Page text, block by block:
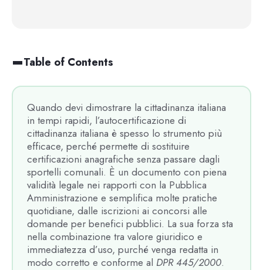
Quando devi dimostrare la cittadinanza italiana
in tempi rapidi, l’autocertificazione di
cittadinanza italiana è spesso lo strumento più
efficace, perché permette di sostituire
certificazioni anagrafiche senza passare dagli
sportelli comunali. È un documento con piena
validità legale nei rapporti con la Pubblica
Amministrazione e semplifica molte pratiche
quotidiane, dalle iscrizioni ai concorsi alle
domande per benefici pubblici. La sua forza sta
nella combinazione tra valore giuridico e
immediatezza d’uso, purché venga redatta in
modo corretto e conforme al DPR 445/2000.
Table of Contents